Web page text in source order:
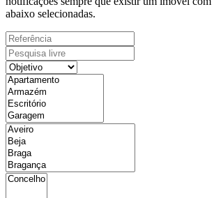
abaixo selecionadas.